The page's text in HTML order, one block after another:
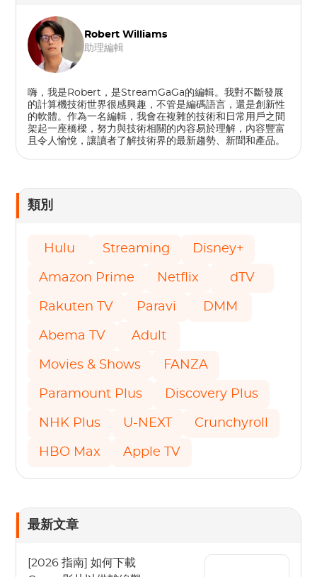
Robert Williams
助理編輯
嗨，我是Robert，是StreamGaGa的編輯。我對不斷發展
的計算機技術世界很感興趣，不管是編碼語言，還是創新性
的軟體。作為一名編輯，我會在複雜的技術和日常用戶之間
架起一座橋樑，努力與技術相關的內容易於理解，內容豐富
且令人愉​​悅，讓讀者了解技術界的最新趨勢、新聞和產品。
類別
Hulu Streaming Disney+
Amazon Prime Netflix dTV
Rakuten TV Paravi DMM
Abema TV Adult
Movies & Shows FANZA
Paramount Plus Discovery Plus
NHK Plus U-NEXT Crunchyroll
HBO Max Apple TV
最新文章
[2026 指南] 如何下載